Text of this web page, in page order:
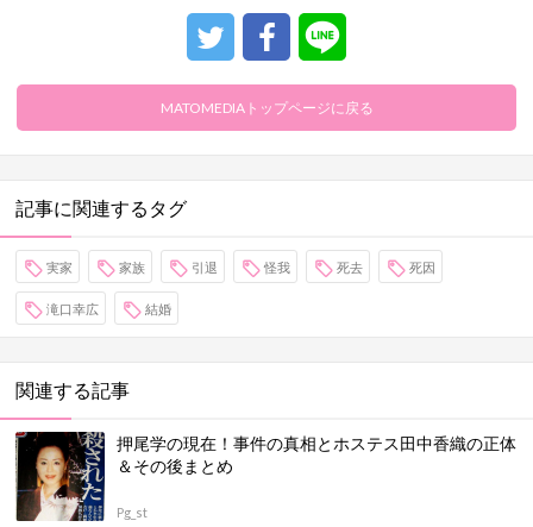
MATOMEDIAトップページに戻る
記事に関連するタグ
実家 家族 引退 怪我 死去 死因
滝口幸広 結婚
関連する記事
押尾学の現在！事件の真相とホステス田中香織の正体
＆その後まとめ
Pg_st